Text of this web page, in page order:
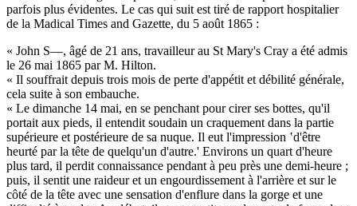
parfois plus évidentes. Le cas qui suit est tiré de rapport hospitalier
de la Madical Times and Gazette, du 5 août 1865 :
« John S—, âgé de 21 ans, travailleur au St Mary's Cray a été admis
le 26 mai 1865 par M. Hilton.
« Il souffrait depuis trois mois de perte d'appétit et débilité générale,
cela suite à son embauche.
« Le dimanche 14 mai, en se penchant pour cirer ses bottes, qu'il
portait aux pieds, il entendit soudain un craquement dans la partie
supérieure et postérieure de sa nuque. Il eut l'impression ‛d'être
heurté par la tête de quelqu'un d'autre.' Environs un quart d'heure
plus tard, il perdit connaissance pendant à peu près une demi-heure ;
puis, il sentit une raideur et un engourdissement à l'arrière et sur le
côté de la tête avec une sensation d'enflure dans la gorge et une